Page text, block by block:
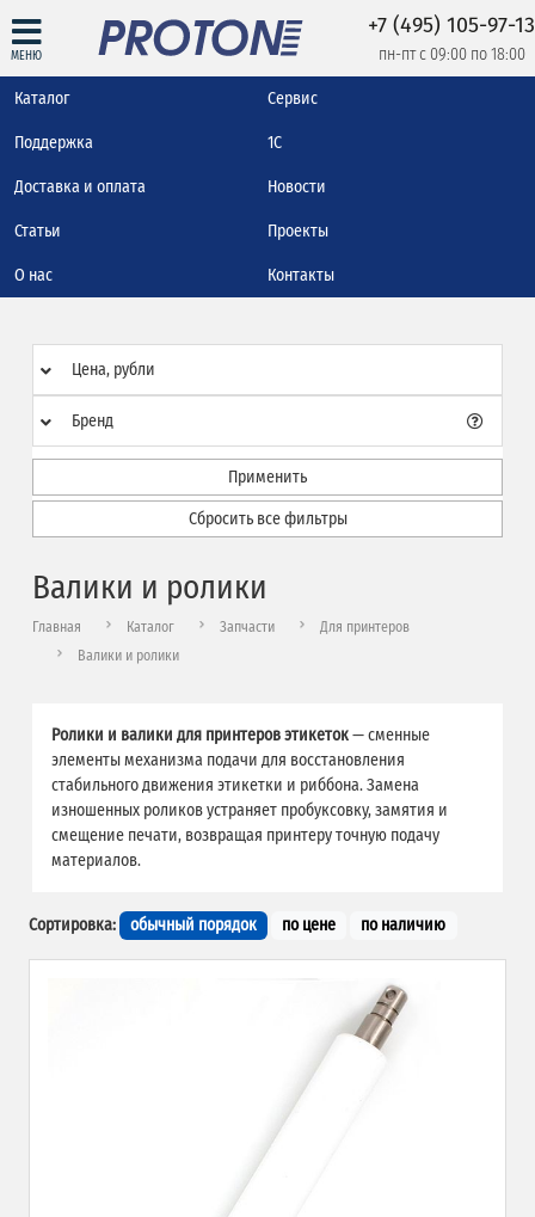
МЕНЮ
+7 (495) 105-97-13
пн-пт с 09:00 по 18:00
Каталог Сервис
Поддержка 1С
Доставка и оплата Новости
Статьи Проекты
О нас Контакты
Цена, рубли
Бренд
Применить
Сбросить все фильтры
Валики и ролики
Главная Каталог Запчасти
Для принтеров
Валики и ролики
Ролики и валики для принтеров этикеток— сменные
элементы механизма подачи для восстановления
стабильного движения этикетки и риббона. Замена
изношенных роликов устраняет пробуксовку, замятия и
смещение печати, возвращая принтеру точную подачу
материалов.
Сортировка: обычный порядок по цене по наличию